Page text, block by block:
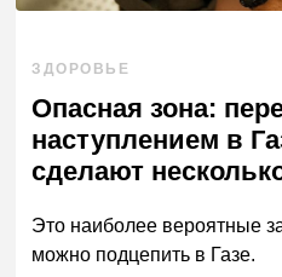
ЗДОРОВЬЕ
Опасная зона:
наступлением в
сделают
Это наиболее вероятные
можно подцепить в Газе.